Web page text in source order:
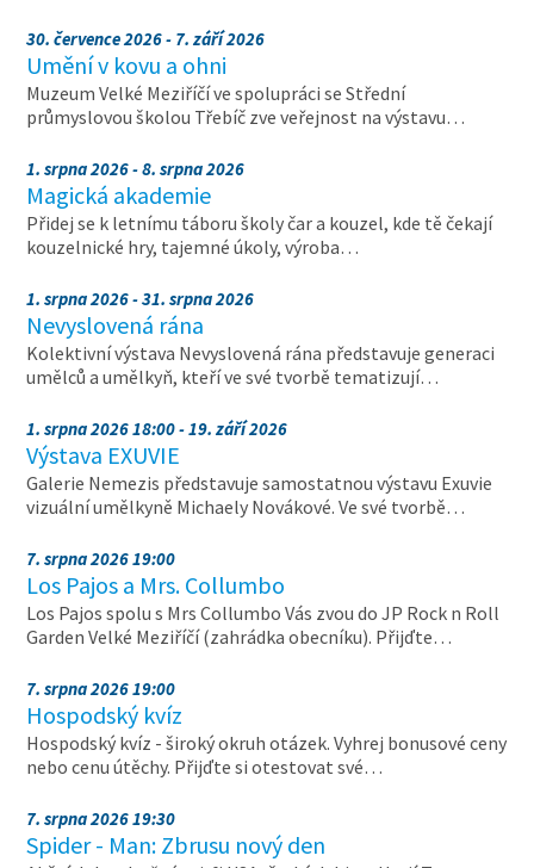
30. července 2026 - 7. září 2026
Umění v kovu a ohni
Muzeum Velké Meziříčí ve spolupráci se Střední
průmyslovou školou Třebíč zve veřejnost na výstavu…
1. srpna 2026 - 8. srpna 2026
Magická akademie
Přidej se k letnímu táboru školy čar a kouzel, kde tě čekají
kouzelnické hry, tajemné úkoly, výroba…
1. srpna 2026 - 31. srpna 2026
Nevyslovená rána
Kolektivní výstava Nevyslovená rána představuje generaci
umělců a umělkyň, kteří ve své tvorbě tematizují…
1. srpna 2026 18:00 - 19. září 2026
Výstava EXUVIE
Galerie Nemezis představuje samostatnou výstavu Exuvie
vizuální umělkyně Michaely Novákové. Ve své tvorbě…
7. srpna 2026 19:00
Los Pajos a Mrs. Collumbo
Los Pajos spolu s Mrs Collumbo Vás zvou do JP Rock n Roll
Garden Velké Meziříčí (zahrádka obecníku). Přijďte…
7. srpna 2026 19:00
Hospodský kvíz
Hospodský kvíz - široký okruh otázek. Vyhrej bonusové ceny
nebo cenu útěchy. Přijďte si otestovat své…
7. srpna 2026 19:30
Spider - Man: Zbrusu nový den